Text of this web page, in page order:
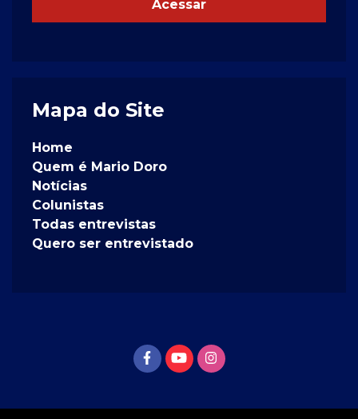
Acessar
Mapa do Site
Home
Quem é Mario Doro
Notícias
Colunistas
Todas entrevistas
Quero ser entrevistado